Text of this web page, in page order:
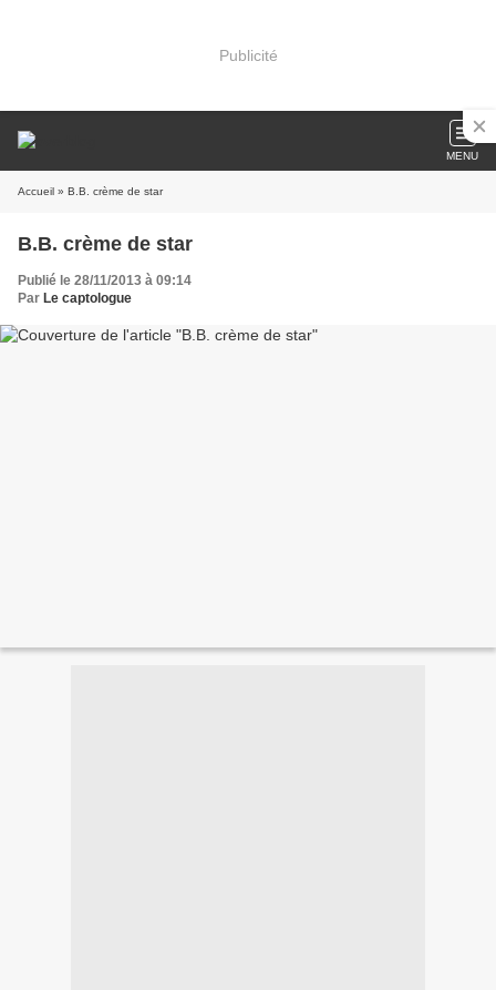
Publicité
MENU
Accueil » B.B. crème de star
B.B. crème de star
Publié le 28/11/2013 à 09:14
Par Le captologue